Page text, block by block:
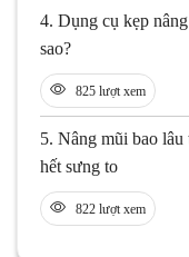
4. Dụng cụ kẹp
sao?
825 lượt xem
5. Nâng mũi bao lâu
hết sưng to
822 lượt xem